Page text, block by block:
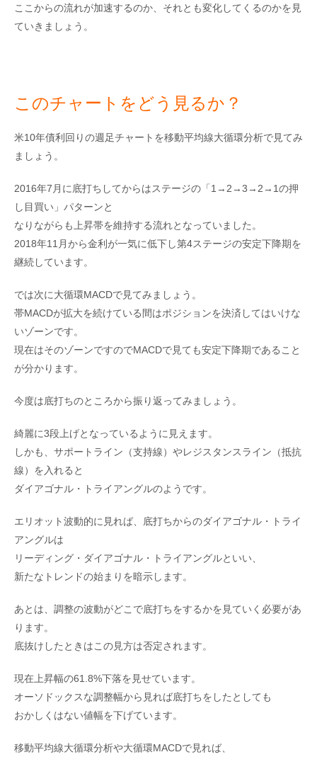
ここからの流れが加速するのか、それとも変化してくるのかを見
ていきましょう。
このチャートをどう見るか？
米10年債利回りの週足チャートを移動平均線大循環分析で見てみ
ましょう。
2016年7月に底打ちしてからはステージの「1→2→3→2→1の押
し目買い」パターンと
なりながらも上昇帯を維持する流れとなっていました。
2018年11月から金利が一気に低下し第4ステージの安定下降期を
継続しています。
では次に大循環MACDで見てみましょう。
帯MACDが拡大を続けている間はポジションを決済してはいけな
いゾーンです。
現在はそのゾーンですのでMACDで見ても安定下降期であること
が分かります。
今度は底打ちのところから振り返ってみましょう。
綺麗に3段上げとなっているように見えます。
しかも、サポートライン（支持線）やレジスタンスライン（抵抗
線）を入れると
ダイアゴナル・トライアングルのようです。
エリオット波動的に見れば、底打ちからのダイアゴナル・トライ
アングルは
リーディング・ダイアゴナル・トライアングルといい、
新たなトレンドの始まりを暗示します。
あとは、調整の波動がどこで底打ちをするかを見ていく必要があ
ります。
底抜けしたときはこの見方は否定されます。
現在上昇幅の61.8%下落を見せています。
オーソドックスな調整幅から見れば底打ちをしたとしても
おかしくはない値幅を下げています。
移動平均線大循環分析や大循環MACDで見れば、